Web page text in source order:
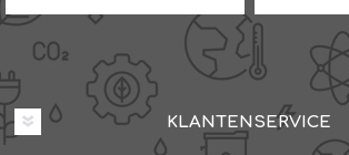
KLANTENSERVICE